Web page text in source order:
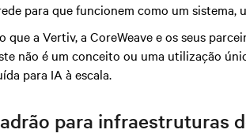
para que funcionem como um sistema,
que a Vertiv, a CoreWeave e os seus
não é um conceito ou uma utilização
para IA à escala.
para infraestruturas